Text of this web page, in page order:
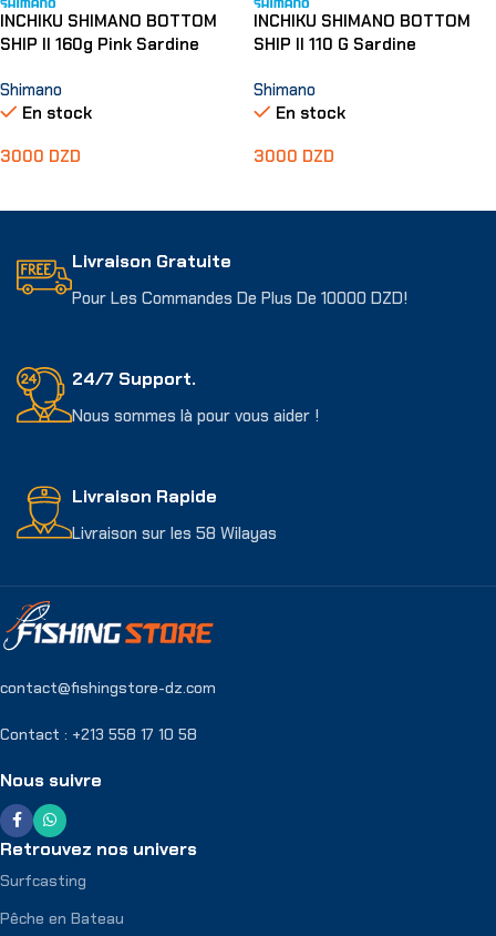
INCHIKU SHIMANO BOTTOM
SHIP II 160g Pink Sardine
Shimano
En stock
3000 DZD
INCHIKU SHIMANO BOTTOM
SHIP II 110 G Sardine
Shimano
En stock
3000 DZD
Livraison Gratuite
Pour Les Commandes De Plus De 10000 DZD!
24/7 Support.
Nous sommes là pour vous aider !
Livraison Rapide
Livraison sur les 58 Wilayas
contact@fishingstore-dz.com
Contact : +213 558 17 10 58
Nous suivre
Retrouvez nos univers
Surfcasting
Pêche en Bateau